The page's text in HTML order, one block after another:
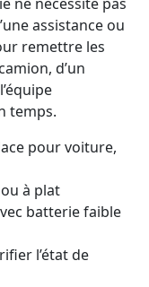
assistance ou
remettre les
d’un
temps.
pour voiture,
à plat
batterie faible
l’état de